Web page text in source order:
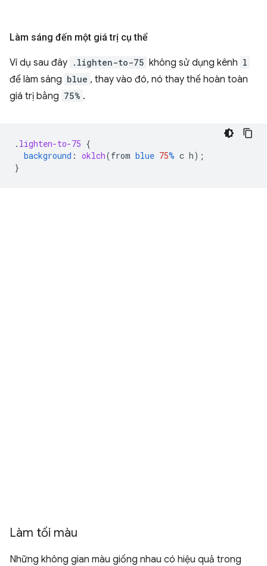
Làm sáng đến một giá trị cụ thể
Ví dụ sau đây .lighten-to-75 không sử dụng kênh l
để làm sáng blue , thay vào đó, nó thay thế hoàn toàn
giá trị bằng 75% .
. lighten-to-75 {
background : oklch(from blue 75% c h);
}
Làm tối màu
Những không gian màu giống nhau có hiệu quả trong